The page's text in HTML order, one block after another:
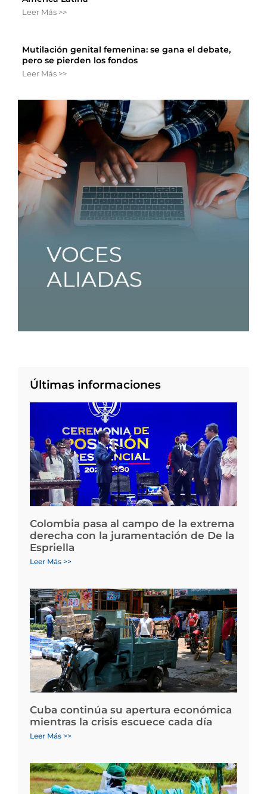
Leer Más >>
Mutilación genital femenina: se gana el debate,
pero se pierden los fondos
Leer Más >>
Últimas informaciones
Colombia pasa al campo de la extrema
derecha con la juramentación de De la
Espriella
Leer Más >>
Cuba continúa su apertura económica
mientras la crisis escuece cada día
Leer Más >>